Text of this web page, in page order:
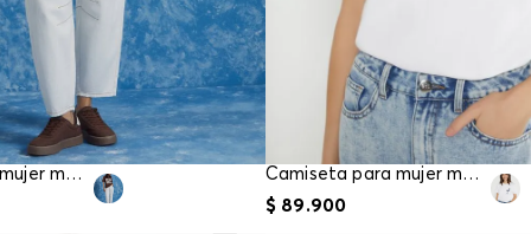
Camiseta para mujer manga corta Camiseta para mujer manga corta
$ 89.900